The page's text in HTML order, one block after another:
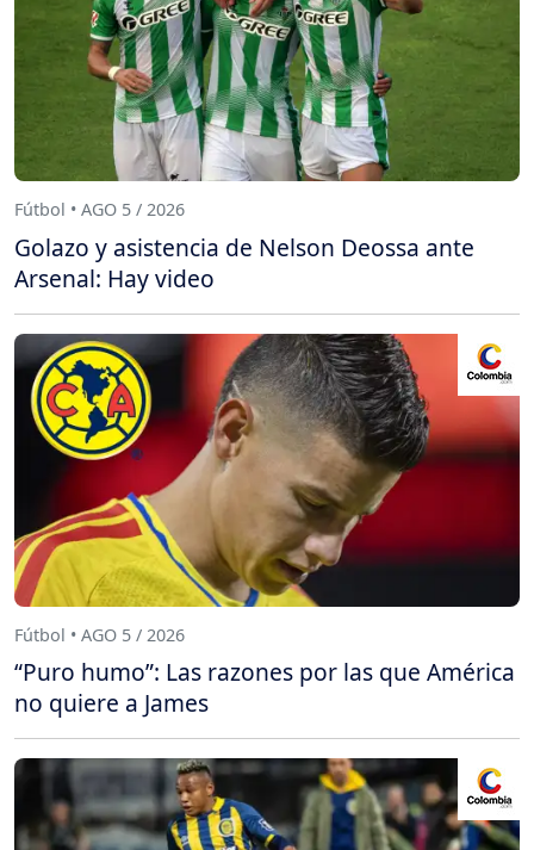
Fútbol • AGO 5 / 2026
Golazo y asistencia de Nelson Deossa ante
Arsenal: Hay video
Fútbol • AGO 5 / 2026
“Puro humo”: Las razones por las que América
no quiere a James